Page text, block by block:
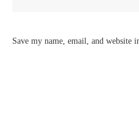
Save my name, email, and website